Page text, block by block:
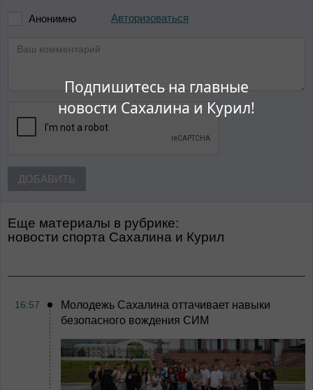
Подпишитесь на главные
новости Сахалина и Курил!
Анонимно Авторизоваться
ДОБАВИТЬ
Еще материалы в рубрике:
Новости спорта Сахалина и Курил
16:57
Молодежь Сахалина оттачивает навыки
безопасного вождения СИМ